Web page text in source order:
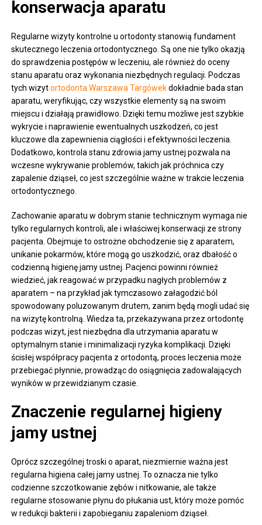
konserwacja aparatu
Regularne wizyty kontrolne u ortodonty stanowią fundament
skutecznego leczenia ortodontycznego. Są one nie tylko okazją
do sprawdzenia postępów w leczeniu, ale również do oceny
stanu aparatu oraz wykonania niezbędnych regulacji. Podczas
tych wizytortodonta Warszawa Targówekdokładnie bada stan
aparatu, weryfikując, czy wszystkie elementy są na swoim
miejscu i działają prawidłowo. Dzięki temu możliwe jest szybkie
wykrycie i naprawienie ewentualnych uszkodzeń, co jest
kluczowe dla zapewnienia ciągłości i efektywności leczenia.
Dodatkowo, kontrola stanu zdrowia jamy ustnej pozwala na
wczesne wykrywanie problemów, takich jak próchnica czy
zapalenie dziąseł, co jest szczególnie ważne w trakcie leczenia
ortodontycznego.
Zachowanie aparatu w dobrym stanie technicznym wymaga nie
tylko regularnych kontroli, ale i właściwej konserwacji ze strony
pacjenta. Obejmuje to ostrożne obchodzenie się z aparatem,
unikanie pokarmów, które mogą go uszkodzić, oraz dbałość o
codzienną higienę jamy ustnej. Pacjenci powinni również
wiedzieć, jak reagować w przypadku nagłych problemów z
aparatem – na przykład jak tymczasowo załagodzić ból
spowodowany poluzowanym drutem, zanim będą mogli udać się
na wizytę kontrolną. Wiedza ta, przekazywana przez ortodontę
podczas wizyt, jest niezbędna dla utrzymania aparatu w
optymalnym stanie i minimalizacji ryzyka komplikacji. Dzięki
ścisłej współpracy pacjenta z ortodontą, proces leczenia może
przebiegać płynnie, prowadząc do osiągnięcia zadowalających
wyników w przewidzianym czasie.
Znaczenie regularnej higieny
jamy ustnej
Oprócz szczególnej troski o aparat, niezmiernie ważna jest
regularna higiena całej jamy ustnej. To oznacza nie tylko
codzienne szczotkowanie zębów i nitkowanie, ale także
regularne stosowanie płynu do płukania ust, który może pomóc
w redukcji bakterii i zapobieganiu zapaleniom dziąseł.